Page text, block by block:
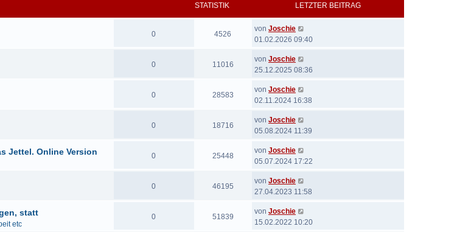
STATISTIK LETZTER BEITRAG
0 4526
von Joschie
01.02.2026 09:40
0 11016
von Joschie
25.12.2025 08:36
0 28583
von Joschie
02.11.2024 16:38
0 18716
von Joschie
05.08.2024 11:39
Jettel. Online Version 0 25448
von Joschie
05.07.2024 17:22
0 46195
von Joschie
27.04.2023 11:58
statt
etc
0 51839
von Joschie
15.02.2022 10:20